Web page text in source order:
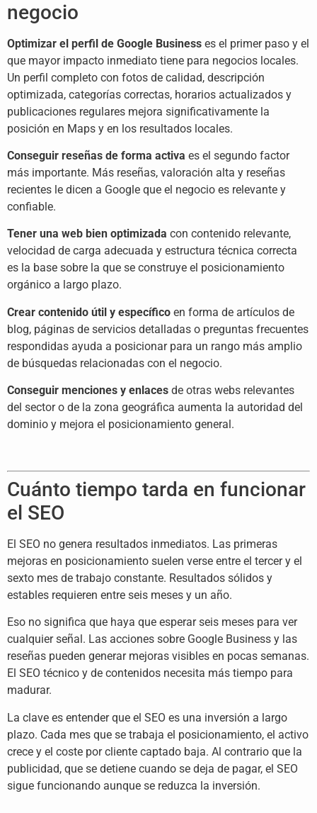
negocio
Optimizar el perfil de Google Business es el primer paso y el
que mayor impacto inmediato tiene para negocios locales.
Un perfil completo con fotos de calidad, descripción
optimizada, categorías correctas, horarios actualizados y
publicaciones regulares mejora significativamente la
posición en Maps y en los resultados locales.
Conseguir reseñas de forma activa es el segundo factor
más importante. Más reseñas, valoración alta y reseñas
recientes le dicen a Google que el negocio es relevante y
confiable.
Tener una web bien optimizada con contenido relevante,
velocidad de carga adecuada y estructura técnica correcta
es la base sobre la que se construye el posicionamiento
orgánico a largo plazo.
Crear contenido útil y específico en forma de artículos de
blog, páginas de servicios detalladas o preguntas frecuentes
respondidas ayuda a posicionar para un rango más amplio
de búsquedas relacionadas con el negocio.
Conseguir menciones y enlaces de otras webs relevantes
del sector o de la zona geográfica aumenta la autoridad del
dominio y mejora el posicionamiento general.
Cuánto tiempo tarda en funcionar
el SEO
El SEO no genera resultados inmediatos. Las primeras
mejoras en posicionamiento suelen verse entre el tercer y el
sexto mes de trabajo constante. Resultados sólidos y
estables requieren entre seis meses y un año.
Eso no significa que haya que esperar seis meses para ver
cualquier señal. Las acciones sobre Google Business y las
reseñas pueden generar mejoras visibles en pocas semanas.
El SEO técnico y de contenidos necesita más tiempo para
madurar.
La clave es entender que el SEO es una inversión a largo
plazo. Cada mes que se trabaja el posicionamiento, el activo
crece y el coste por cliente captado baja. Al contrario que la
publicidad, que se detiene cuando se deja de pagar, el SEO
sigue funcionando aunque se reduzca la inversión.